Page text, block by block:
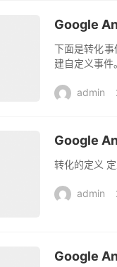
Google
下面是转化
建自定义事件
admin
Google
转化的定义
admin
Google